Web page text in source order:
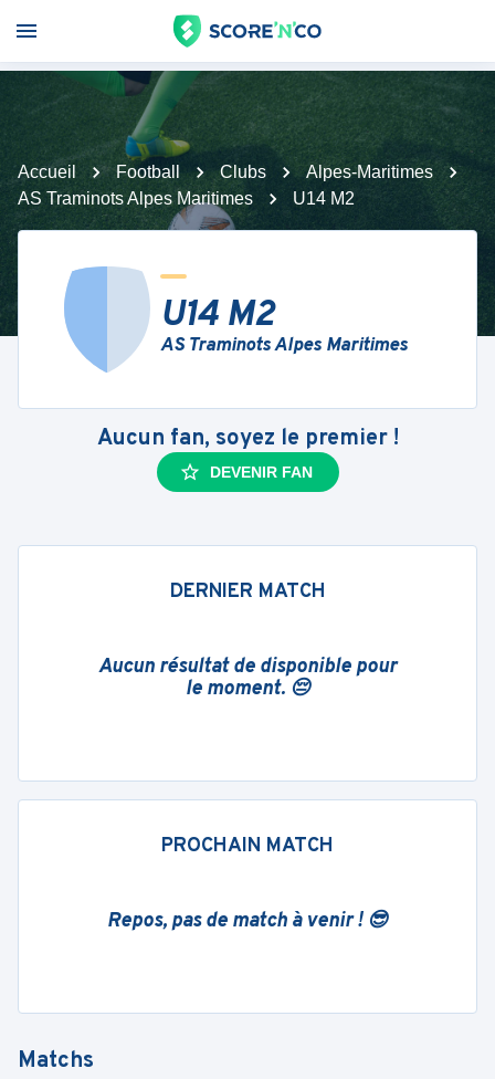
Accueil Football Clubs
Alpes-Maritimes
AS Traminots Alpes Maritimes
U14 M2
U14 M2
AS Traminots Alpes Maritimes
Aucun fan, soyez le premier !
DEVENIR FAN
DERNIER MATCH
Aucun résultat de disponible pour
le moment. 😔
PROCHAIN MATCH
Repos, pas de match à venir ! 😎
Matchs